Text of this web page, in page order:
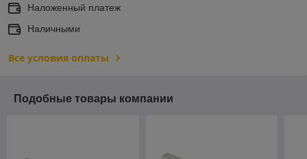
Наложенный платеж
Наличными
Все условия оплаты
Подобные товары компании